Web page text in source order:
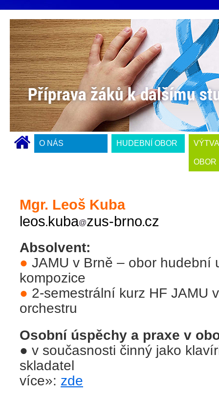
O NÁS HUDEBNÍ OBOR
OBOR
Mgr. Leoš Kuba
leos kuba zus-brno cz
Absolvent:
● JAMU v Brně – obor hudební
kompozice
● 2-semestrální kurz HF JAMU
orchestru
Osobní úspěchy a praxe v
● v současnosti činný jako
skladatel
více»: zde